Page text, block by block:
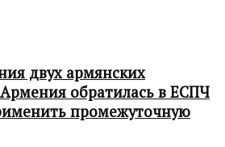
двух армянских
обратилась в ЕСПЧ
промежуточную